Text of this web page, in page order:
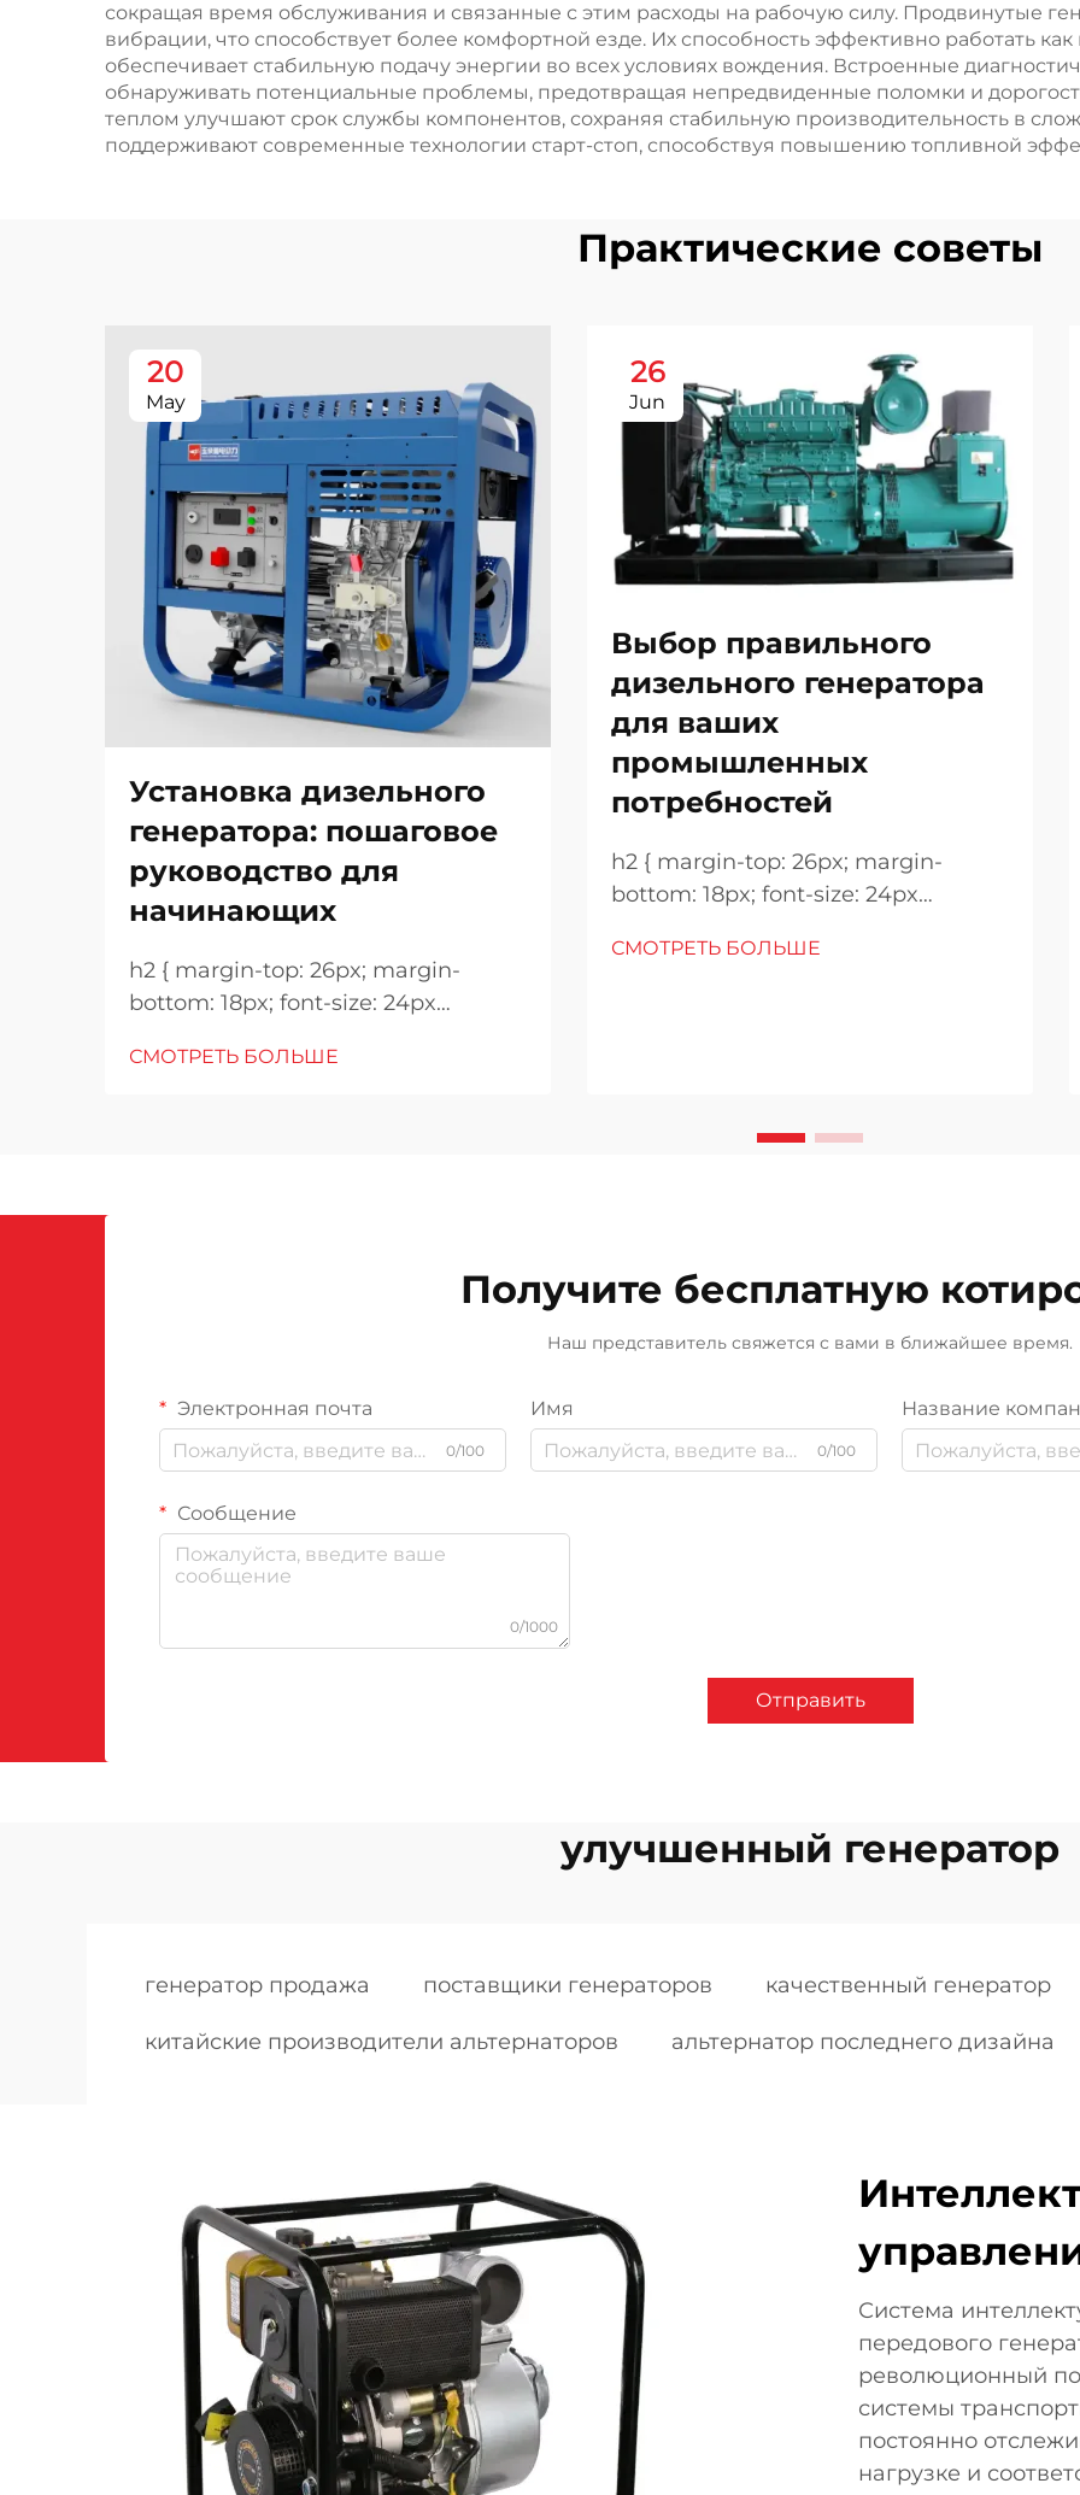
сокращая время обслуживания и связанные с этим расходы на рабочую силу. Продвинутые
вибрации, что способствует более комфортной езде. Их способность эффективно работать как
обеспечивает стабильную подачу энергии во всех условиях вождения. Встроенные
обнаруживать потенциальные проблемы, предотвращая непредвиденные поломки и
теплом улучшают срок службы компонентов, сохраняя стабильную производительность в
поддерживают современные технологии старт-стоп, способствуя повышению топливной
Практические советы
20
May
Установка дизельного
генератора: пошаговое
руководство для
начинающих
h2 { margin-top: 26px; margin-
bottom: 18px; font-size: 24px
height: normal; } h3 { margin-top:
СМОТРЕТЬ БОЛЬШЕ
26
Jun
Выбор правильного
дизельного генератора
для ваших
промышленных
потребностей
h2 { margin-top: 26px; margin-
bottom: 18px; font-size: 24px
height: normal; } h3 { margin-top:
СМОТРЕТЬ БОЛЬШЕ
Получите бесплатную
Наш представитель свяжется с вами в ближайшее время.
Электронная почта
0/100
Имя
0/100
Название
Сообщение
0/1000
Отправить
улучшенный генератор
генератор продажа поставщики генераторов качественный генератор
китайские производители альтернаторов альтернатор последнего дизайна
Система
передового
революционный
системы
постоянно
нагрузке и